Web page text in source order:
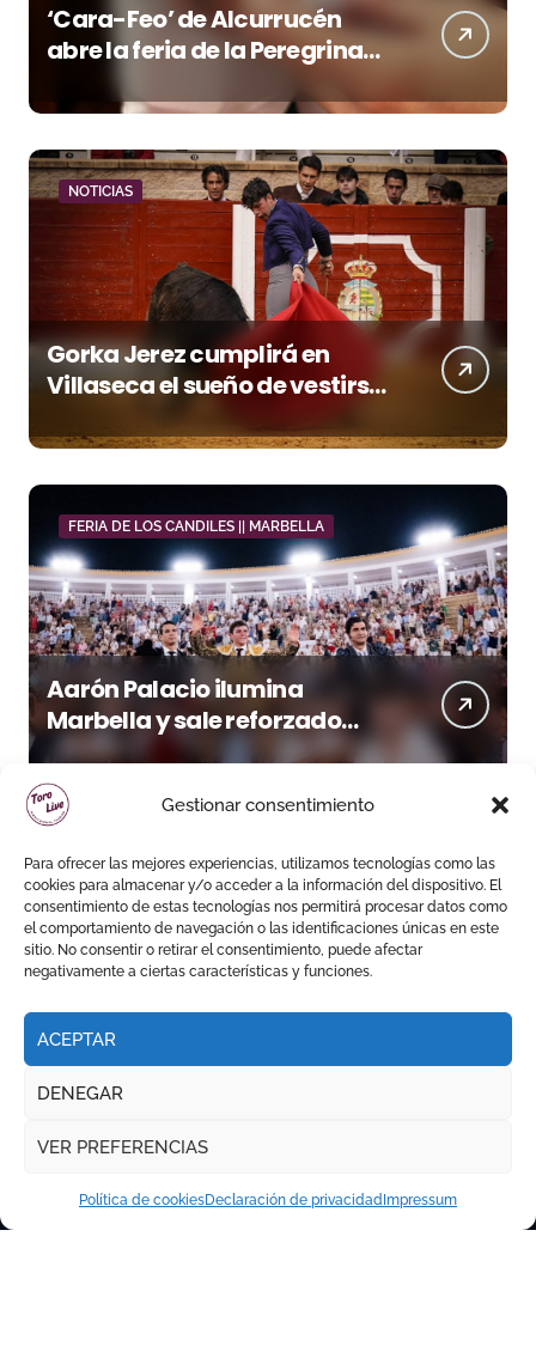
Gestionar consentimiento
Para ofrecer las mejores experiencias, utilizamos tecnologías como las
cookies para almacenar y/o acceder a la información del dispositivo. El
consentimiento de estas tecnologías nos permitirá procesar datos como
el comportamiento de navegación o las identificaciones únicas en este
sitio. No consentir o retirar el consentimiento, puede afectar
negativamente a ciertas características y funciones.
ACEPTAR
DENEGAR
VER PREFERENCIAS
Política de cookiesDeclaración de privacidad Impressum
‘Cara-Feo’ de Alcurrucén
abre la feria de la Peregrina
NOTICIAS
Gorka Jerez cumplirá en
Villaseca el sueño de vestirse
de luces ante los suyos
FERIA DE LOS CANDILES || MARBELLA
Aarón Palacio ilumina
Marbella y sale reforzado
junto a Manzanares y
Morante